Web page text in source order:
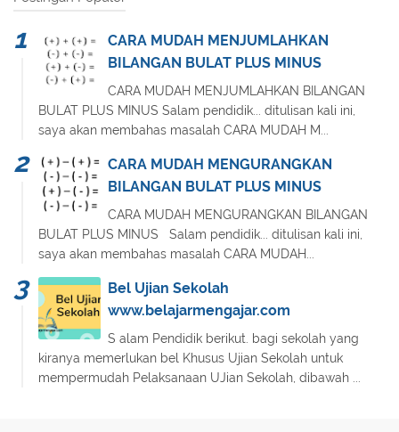
CARA MUDAH MENJUMLAHKAN
BILANGAN BULAT PLUS MINUS
CARA MUDAH MENJUMLAHKAN BILANGAN
BULAT PLUS MINUS Salam pendidik... ditulisan kali ini,
saya akan membahas masalah CARA MUDAH M...
CARA MUDAH MENGURANGKAN
BILANGAN BULAT PLUS MINUS
CARA MUDAH MENGURANGKAN BILANGAN
BULAT PLUS MINUS Salam pendidik... ditulisan kali ini,
saya akan membahas masalah CARA MUDAH...
Bel Ujian Sekolah
www.belajarmengajar.com
S alam Pendidik berikut. bagi sekolah yang
kiranya memerlukan bel Khusus Ujian Sekolah untuk
mempermudah Pelaksanaan UJian Sekolah, dibawah ...